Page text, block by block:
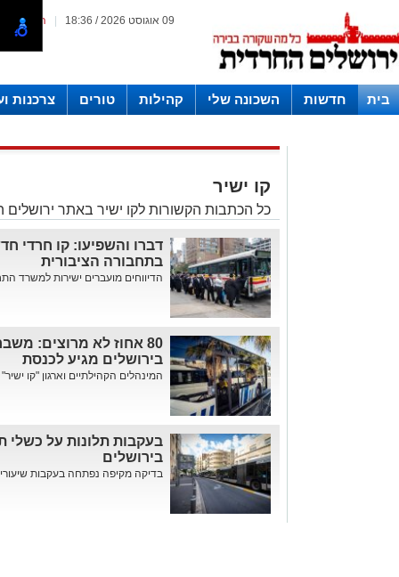
המייל 09 אוגוסט 2026 / 18:36
בית חדשות השכונה שלי קהילות טורים
צרכנות
קו ישיר
כל הכתבות הקשורות לקו ישיר באתר ירושלים
דברו והשפיעו: קו חרדי
בתחבורה הציבורית
הדיווחים מועברים ישירות למשרד
80 אחוז לא מרוצים:
בירושלים מגיע לכנסת
המינהלים הקהילתיים וארגון "קו
בעקבות תלונות על כשלי
בירושלים
בדיקה מקיפה נפתחה בעקבות שיעורי